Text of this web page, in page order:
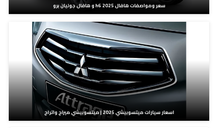
سعر ومواصفات هافال h6 2025 و هافال جوليان برو
اسعار سيارات ميتسوبيشي 2025 | ميتسوبيشي ميراج واتراج